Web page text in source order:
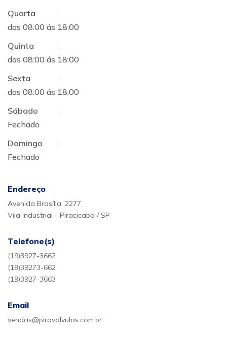
Quarta
:
das 08:00 ás 18:00
Quinta
:
das 08:00 ás 18:00
Sexta
:
das 08:00 ás 18:00
Sábado
:
Fechado
Domingo
:
Fechado
Endereço
Avenida Brasília, 2277
Vila Industrial - Piracicaba / SP
Telefone(s)
(19)3927-3662
(19)39273-662
(19)3927-3663
Email
vendas@piravalvulas.com.br